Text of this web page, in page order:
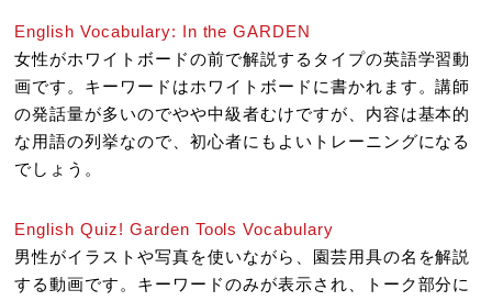
English Vocabulary: In the GARDEN
女性がホワイトボードの前で解説するタイプの英語学習動
画です。キーワードはホワイトボードに書かれます。講師
の発話量が多いのでやや中級者むけですが、内容は基本的
な用語の列挙なので、初心者にもよいトレーニングになる
でしょう。
English Quiz! Garden Tools Vocabulary
男性がイラストや写真を使いながら、園芸用具の名を解説
する動画です。キーワードのみが表示され、トーク部分に